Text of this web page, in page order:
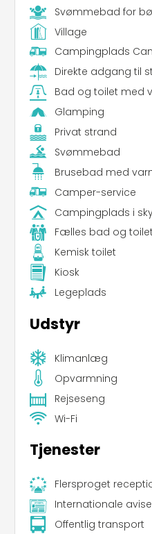
Svømmebad for
Village
Campingplads
Direkte adgang til
Bad og toilet med
Glamping
Privat strand
Svømmebad
Brusebad med
Camper-service
Campingplads i
Fælles bad og toilet
Kemisk toilet
Kiosk
Legeplads
Udstyr
Klimanlæg
Opvarmning
Rejseseng
Wi-Fi
Tjenester
Flersproget
Internationale
Offentlig transport